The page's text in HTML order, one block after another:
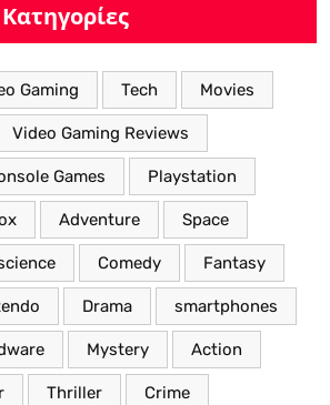
Gaming Tech Movies
Video Gaming Reviews
Games Playstation
Adventure Space
Comedy Fantasy
Drama smartphones
Mystery Action
Thriller Crime